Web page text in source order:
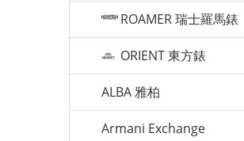
ROAMER 瑞士羅馬錶
ORIENT 東方錶
ALBA 雅柏
Armani Exchange